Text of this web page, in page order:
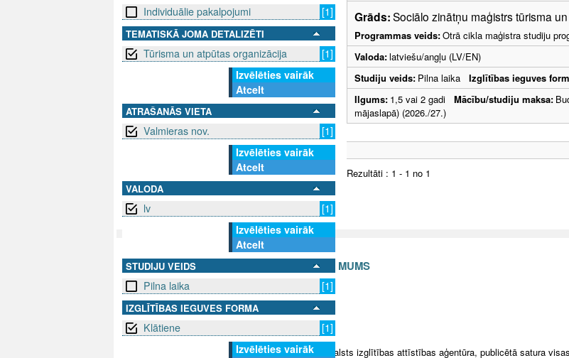
Individuālie pakalpojumi [1]
TEMATISKĀ JOMA DETALIZĒTI
Tūrisma un atpūtas organizācija
[1]
Izvēlēties vairāk
Atcelt
ATRAŠANĀS VIETA
Valmieras nov.
[1]
Izvēlēties vairāk
Atcelt
VALODA
lv
[1]
Izvēlēties vairāk
Atcelt
STUDIJU VEIDS
Pilna laika [1]
IZGLĪTĪBAS IEGUVES FORMA
Klātiene
[1]
Izvēlēties vairāk
Grāds:Sociālo zinātņu maģistrs tūrisma
Programmas veids:Otrā cikla maģistra studiju
Valoda:latviešu/angļu (LV/EN)
Studiju veids: Pilna laika Izglītības ieguves
Ilgums: 1,5 vai 2 gadi Mācību/studiju maksa:
mājaslapā) (2026./27.)
Rezultāti : 1 - 1 no 1
SEKO MUMS SAZINIES AR MUMS
info@niid.lv
© 2025 Valsts izglītības attīstības aģentūra, publicētā satura